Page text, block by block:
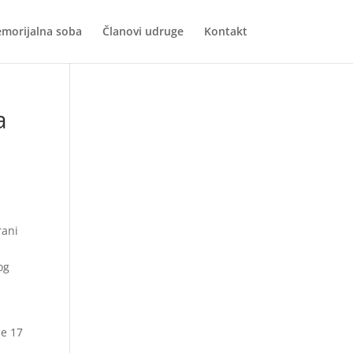
soba Članovi udruge Kontakt
17